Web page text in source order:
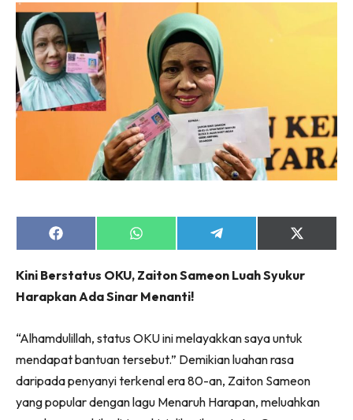
Share
on
Share
on
Share
on
Share
on
(Twitter)
Kini Berstatus OKU, Zaiton Sameon Luah Syukur
Harapkan Ada Sinar Menanti!
“Alhamdulillah, status OKU ini melayakkan saya untuk
mendapat bantuan tersebut.” Demikian luahan rasa
daripada penyanyi terkenal era 80-an, Zaiton Sameon
yang popular dengan lagu Menaruh Harapan, meluahkan